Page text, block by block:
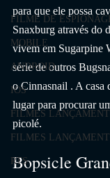
FILME DE
MOBILE
ANDROID
IOS
FILMES
FILMES
RTS
para que ele possa
Snaxburg através do
vivem em Sugarpine
série de outros
o Cinnasnail . A casa
lugar para procurar
picolé.
Bopsicle